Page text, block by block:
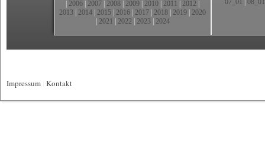
2006 2007 2008 2009 2010 2011 2012
2013 2014 2015 2016 2017 2018 2019 2020
2021 2022 2023| 2024
07_01
08_01
Impressum Kontakt